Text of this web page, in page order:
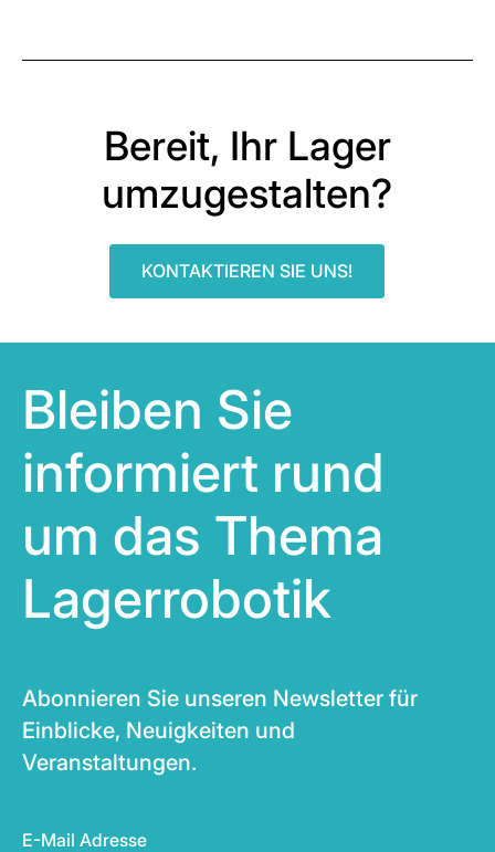
Bereit, Ihr Lager
umzugestalten?
KONTAKTIEREN SIE UNS!
Bleiben Sie
informiert rund
um das Thema
Lagerrobotik
Abonnieren Sie unseren Newsletter für
Einblicke, Neuigkeiten und
Veranstaltungen.
E-Mail Adresse